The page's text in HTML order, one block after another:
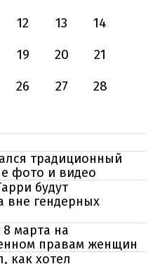
12 13
14
19 20
21
26 27
28
традиционный
фото и видео
будут
вне гендерных
марта на
правам женщин
как хотел